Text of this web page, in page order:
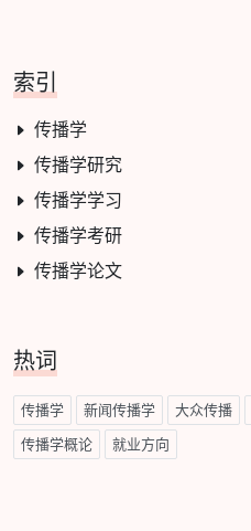
索引
传播学
传播学研究
传播学学习
传播学考研
传播学论文
热词
传播学 新闻传播学 大众传播
传播学概论 就业方向